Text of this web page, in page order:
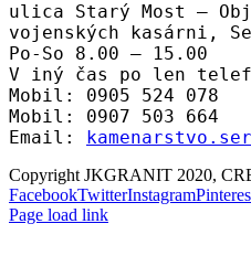
ulica Starý Most –
vojenských kasárni,
Po-So 8.00 – 15.00
V iný čas po len
Mobil: 0905 524 078
Mobil: 0907 503 664
Email:
Copyright JKGRANIT 2020,
FacebookTwitterInstagram
Page load link